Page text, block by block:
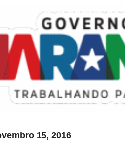
15, 2016